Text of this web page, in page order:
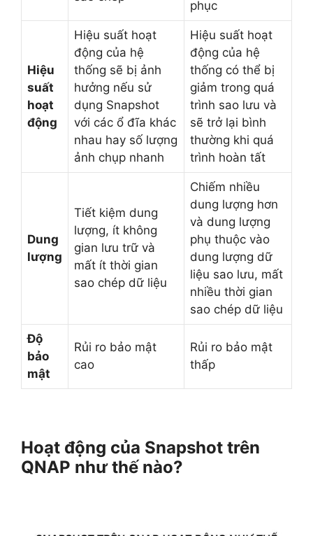
phục
Hiệu
suất
hoạt
động
Hiệu suất hoạt
động của hệ
thống sẽ bị ảnh
hưởng nếu sử
dụng Snapshot
với các ổ đĩa khác
nhau hay số lượng
ảnh chụp nhanh
Hiệu suất hoạt
động của hệ
thống có thể bị
giảm trong quá
trình sao lưu và
sẽ trở lại bình
thường khi quá
trình hoàn tất
Dung
lượng
Tiết kiệm dung
lượng, ít không
gian lưu trữ và
mất ít thời gian
sao chép dữ liệu
Chiếm nhiều
dung lượng hơn
và dung lượng
phụ thuộc vào
dung lượng dữ
liệu sao lưu, mất
nhiều thời gian
sao chép dữ liệu
Độ
bảo
mật
Rủi ro bảo mật
cao
Rủi ro bảo mật
thấp
Hoạt động của Snapshot trên
QNAP như thế nào?